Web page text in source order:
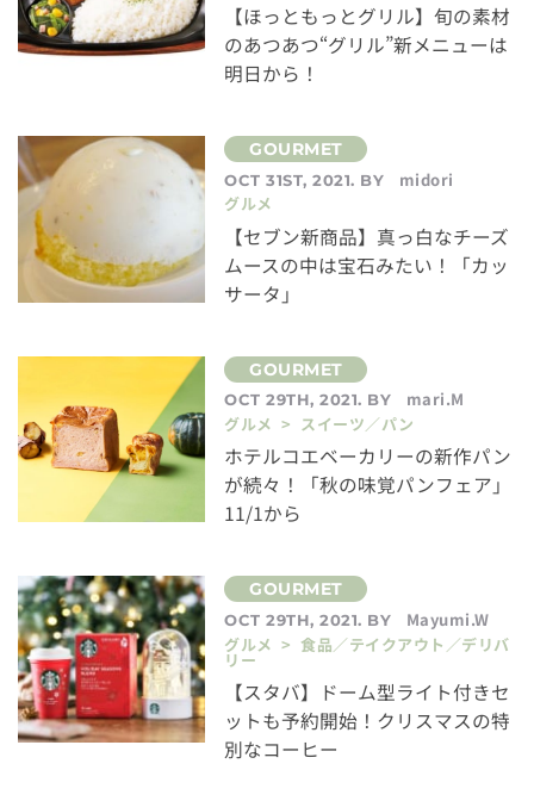
【ほっともっとグリル】旬の素材
のあつあつ“グリル”新メニューは
明日から！
OCT 31ST, 2021. BY
midori
グルメ
【セブン新商品】真っ白なチーズ
ムースの中は宝石みたい！「カッ
サータ」
OCT 29TH, 2021. BY
mari.M
グルメ > スイーツ／パン
ホテルコエベーカリーの新作パン
が続々！「秋の味覚パンフェア」
11/1から
OCT 29TH, 2021. BY
Mayumi.W
グルメ > 食品／テイクアウト／デリバ
リー
【スタバ】ドーム型ライト付きセ
ットも予約開始！クリスマスの特
別なコーヒー